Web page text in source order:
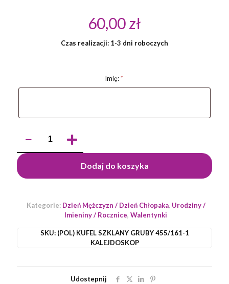
60,00zł
Czas realizacji: 1-3 dni roboczych
Imię:*
Kufel
szklany
do
piwa
500
prezent
Walentynki
Dodaj do koszyka
SKU: (POL) KUFEL SZKLANY GRUBY 455/161-1
KALEJDOSKOP
Kategorie: Dzień Mężczyzn / Dzień Chłopaka, Urodziny /
Imieniny / Rocznice, Walentynki
Udostepnij